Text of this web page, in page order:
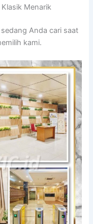
Menarik
Anda cari saat
kami.